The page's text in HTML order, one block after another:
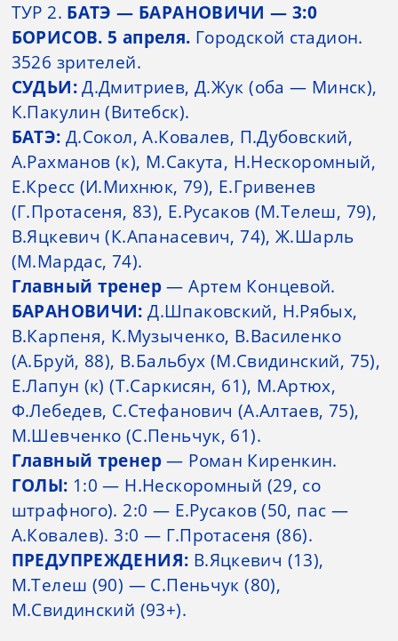
ТУР 2. БАТЭ — БАРАНОВИЧИ — 3:0
БОРИСОВ. 5 апреля. Городской стадион.
3526 зрителей.
СУДЬИ:Д.Дмитриев, Д.Жук (оба — Минск),
К.Пакулин (Витебск).
БАТЭ: Д.Сокол, А.Ковалев, П.Дубовский,
А.Рахманов (к), М.Сакута, Н.Нескоромный,
Е.Кресс (И.Михнюк, 79), Е.Гривенев
(Г.Протасеня, 83), Е.Русаков (М.Телеш, 79),
В.Яцкевич (К.Апанасевич, 74), Ж.Шарль
(М.Мардас, 74).
Главный тренер— Артем Концевой.
БАРАНОВИЧИ:Д.Шпаковский, Н.Рябых,
В.Карпеня, К.Музыченко, В.Василенко
(А.Бруй, 88), В.Бальбух (М.Свидинский, 75),
Е.Лапун (к) (Т.Саркисян, 61), М.Артюх,
Ф.Лебедев, С.Стефанович (А.Алтаев, 75),
М.Шевченко (С.Пеньчук, 61).
Главный тренер— Роман Киренкин.
ГОЛЫ: 1:0 — Н.Нескоромный (29, со
штрафного). 2:0 — Е.Русаков (50, пас —
А.Ковалев). 3:0 — Г.Протасеня (86).
ПРЕДУПРЕЖДЕНИЯ: В.Яцкевич (13),
М.Телеш (90) — С.Пеньчук (80),
М.Свидинский (93+).